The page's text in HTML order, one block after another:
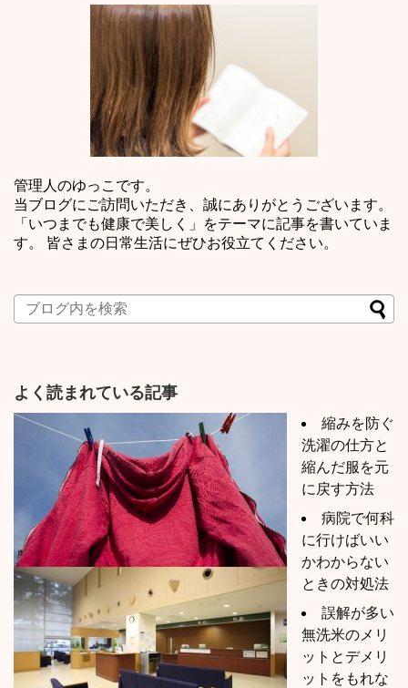
管理人のゆっこです。
当ブログにご訪問いただき、誠にありがとうございます。
「いつまでも健康で美しく」をテーマに記事を書いていま
す。 皆さまの日常生活にぜひお役立てください。
よく読まれている記事
縮みを防ぐ
洗濯の仕方と
縮んだ服を元
に戻す方法
病院で何科
に行けばいい
かわからない
ときの対処法
誤解が多い
無洗米のメリ
ットとデメリ
ットをもれな